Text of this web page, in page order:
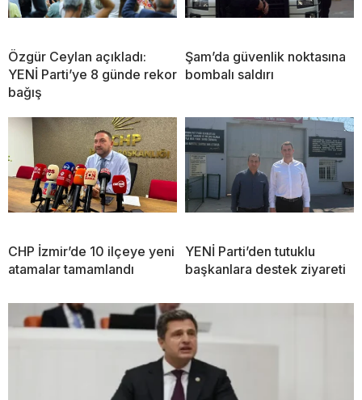
Özgür Ceylan açıkladı:
YENİ Parti’ye 8 günde rekor
bağış
Şam’da güvenlik noktasına
bombalı saldırı
CHP İzmir’de 10 ilçeye yeni
atamalar tamamlandı
YENİ Parti’den tutuklu
başkanlara destek ziyareti